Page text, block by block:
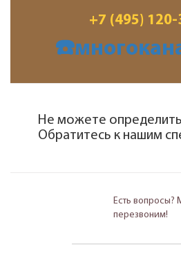
+7 (495)
Не можете
Обратитесь к нашим
Есть вопросы?
перезвоним!